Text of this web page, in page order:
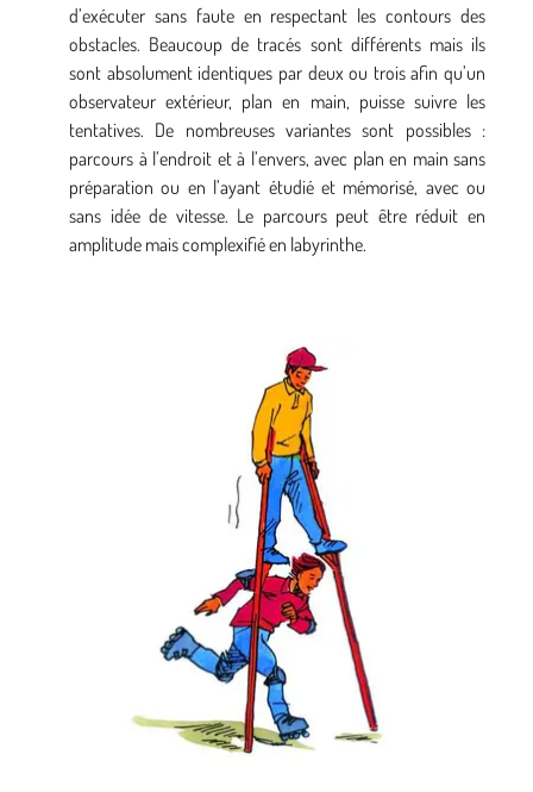
d’exécuter sans faute en respectant les contours des
obstacles. Beaucoup de tracés sont différents mais ils
sont absolument identiques par deux ou trois afin qu’un
observateur extérieur, plan en main, puisse suivre les
tentatives. De nombreuses variantes sont possibles :
parcours à l’endroit et à l’envers, avec plan en main sans
préparation ou en l’ayant étudié et mémorisé, avec ou
sans idée de vitesse. Le parcours peut être réduit en
amplitude mais complexifié en labyrinthe.